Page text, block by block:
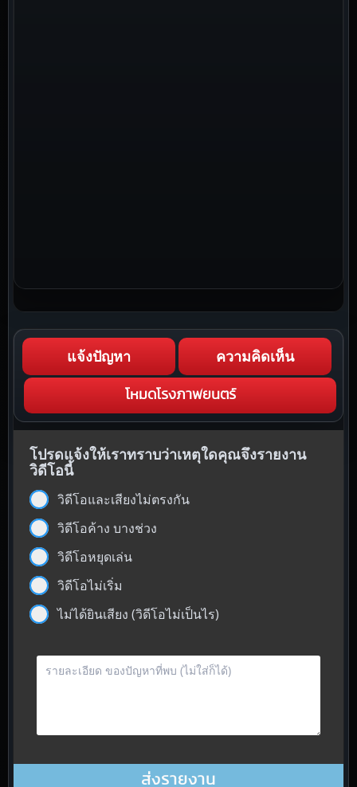
แจ้งปัญหา ความคิดเห็น
โหมดโรงภาพยนตร์
โปรดแจ้งให้เราทราบว่าเหตุใดคุณจึงรายงาน
วิดีโอนี้
วิดีโอและเสียงไม่ตรงกัน
วิดีโอค้าง บางช่วง
วิดีโอหยุดเล่น
วิดีโอไม่เริ่ม
ไม่ได้ยินเสียง (วิดีโอไม่เป็นไร)